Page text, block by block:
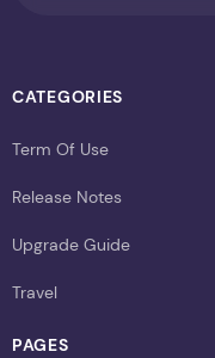
CATEGORIES
Term Of Use
Release Notes
Upgrade Guide
Travel
PAGES